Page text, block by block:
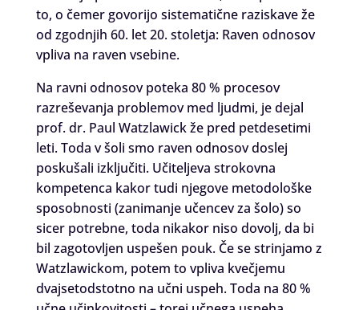
to, o čemer govorijo sistematične raziskave že
od zgodnjih 60. let 20. stoletja: Raven odnosov
vpliva na raven vsebine.
Na ravni odnosov poteka 80 % procesov
razreševanja problemov med ljudmi, je dejal
prof. dr. Paul Watzlawick že pred petdesetimi
leti. Toda v šoli smo raven odnosov doslej
poskušali izključiti. Učiteljeva strokovna
kompetenca kakor tudi njegove metodološke
sposobnosti (zanimanje učencev za šolo) so
sicer potrebne, toda nikakor niso dovolj, da bi
bil zagotovljen uspešen pouk. Če se strinjamo z
Watzlawickom, potem to vpliva kvečjemu
dvajsetodstotno na učni uspeh. Toda na 80 %